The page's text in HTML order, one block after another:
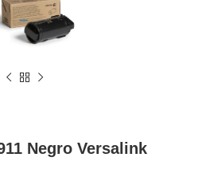
Negro Versalink